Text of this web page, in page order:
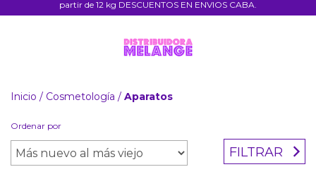
partir de 12 kg DESCUENTOS EN ENVIOS CABA.
Inicio / Cosmetología / Aparatos
Ordenar por
FILTRAR